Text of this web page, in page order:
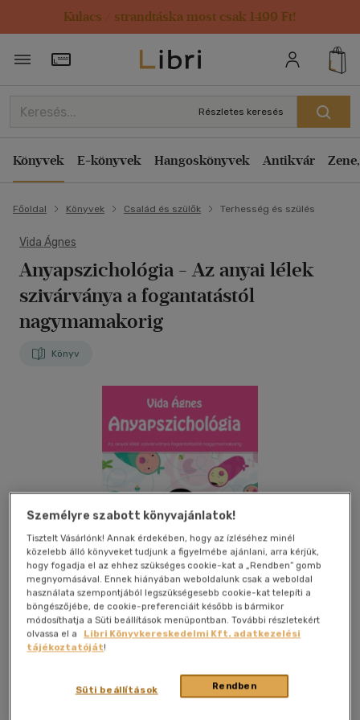
Kulacs / strandtáska most csak 1499 Ft!
Törzsvásárlói Kártya adatai
Részletes keresés
Könyvek E-könyvek Hangoskönyvek Antikvár
Főoldal Könyvek Család és szülők Terhesség és szülés
Vida Ágnes
Anyapszichológia - Az anyai lélek
szivárványa a fogantatástól
nagymamakorig
Könyv
(5 vélemény)
Személyre szabott könyvajánlatok!
Tisztelt Vásárlónk! Annak érdekében, hogy az ízléséhez minél
közelebb álló könyveket tudjunk a figyelmébe ajánlani, arra kérjük,
hogy fogadja el az ehhez szükséges cookie-kat a „Rendben” gomb
megnyomásával. Ennek hiányában weboldalunk csak a weboldal
használata szempontjából legszükségesebb cookie-kat telepíti a
böngészőjébe, de cookie-preferenciáit később is bármikor
módosíthatja a Süti beállítások menüpontban. További részletekért
olvassa el a
Libri Könyvkereskedelmi Kft. adatkezelési
tájékoztatóját!
Rendben
Süti beállítások